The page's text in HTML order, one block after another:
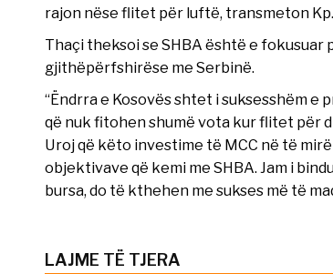
rajon nëse flitet për luftë, transmeton Kp.
Thaçi theksoi se SHBA është e
gjithëpërfshirëse me Serbinë.
“Ëndrra e Kosovës shtet i suksesshëm e
që nuk fitohen shumë vota kur flitet për
Uroj që këto investime të MCC në të
objektivave që kemi me SHBA. Jam i
bursa, do të kthehen me sukses më të
LAJME TË TJERA